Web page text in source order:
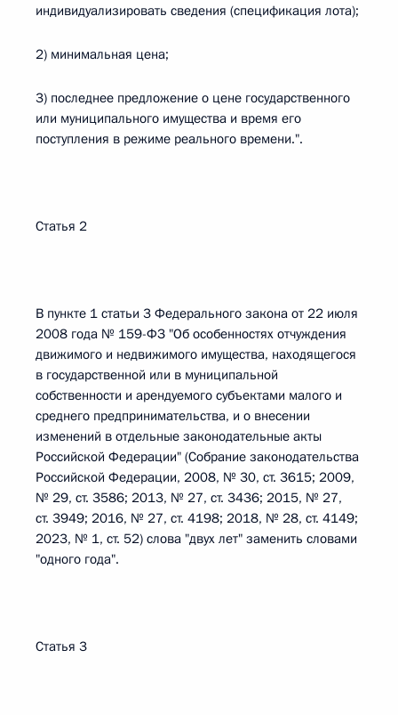
индивидуализировать сведения (спецификация лота);
2) минимальная цена;
3) последнее предложение о цене государственного
или муниципального имущества и время его
поступления в режиме реального времени.".
Статья 2
В пункте 1 статьи 3 Федерального закона от 22 июля
2008 года № 159-ФЗ "Об особенностях отчуждения
движимого и недвижимого имущества, находящегося
в государственной или в муниципальной
собственности и арендуемого субъектами малого и
среднего предпринимательства, и о внесении
изменений в отдельные законодательные акты
Российской Федерации" (Собрание законодательства
Российской Федерации, 2008, № 30, ст. 3615; 2009,
№ 29, ст. 3586; 2013, № 27, ст. 3436; 2015, № 27,
ст. 3949; 2016, № 27, ст. 4198; 2018, № 28, ст. 4149;
2023, № 1, ст. 52) слова "двух лет" заменить словами
"одного года".
Статья 3